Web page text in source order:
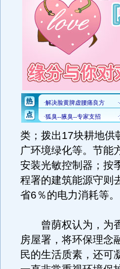
类；拨出17块耕地供
广环境绿化等。节能
安装光敏控制器；按
程署的建筑能源守则
省6％的电力消耗等。
曾荫权认为，为香
房屋署，将环保理念
民的生活质素，还可